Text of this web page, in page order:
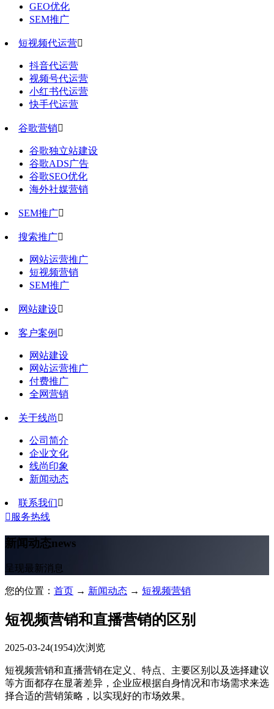
GEO优化
SEM推广
短视频代运营
抖音代运营
视频号代运营
小红书代运营
快手代运营
谷歌营销
谷歌独立站建设
谷歌ADS广告
谷歌SEO优化
海外社媒营销
SEM推广
搜索推广
网站运营推广
短视频营销
SEM推广
网站建设
客户案例 
网站建设
网站运营推广
付费推广
全网营销
关于线尚 
公司简介
企业文化
线尚印象
新闻动态
联系我们
 服务热线
新闻动态news
呈现最新消息
您的位置： 首页 → 新闻动态 → 短视频营销
短视频营销和直播营销的区别
2025-03-24(1954)次浏览
短视频营销和直播营销在定义、特点、主要区别以及选择建议
等方面都存在显著差异，企业应根据自身情况和市场需求来选
择合适的营销策略，以实现好的市场效果。